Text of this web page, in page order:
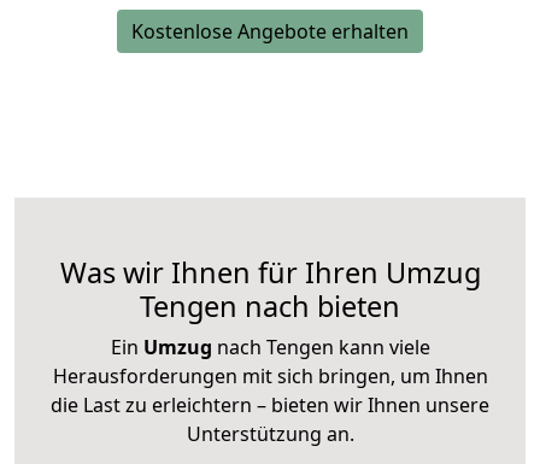
Kostenlose Angebote erhalten
Was wir Ihnen für Ihren Umzug
Tengen nach bieten
Ein Umzug nach Tengen kann viele
Herausforderungen mit sich bringen, um Ihnen
die Last zu erleichtern – bieten wir Ihnen unsere
Unterstützung an.